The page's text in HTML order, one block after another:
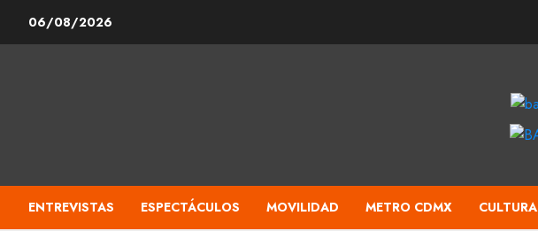
06/08/2026
ENTREVISTAS ESPECTÁCULOS MOVILIDAD METRO CDMX CULTURA